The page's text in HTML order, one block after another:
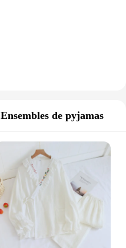
Ensembles de pyjamas